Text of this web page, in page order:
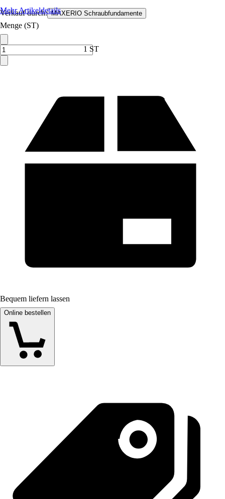
Verkauf durch: MAXERIO Schraubfundamente
Mehr Artikeldetails
Menge (ST)
1 ST
Bequem liefern lassen
Online bestellen